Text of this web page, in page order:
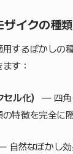
ザイクの種
するぼかしの
す：
ル化）
— 四角
特徴を完全に
自然なぼかし効